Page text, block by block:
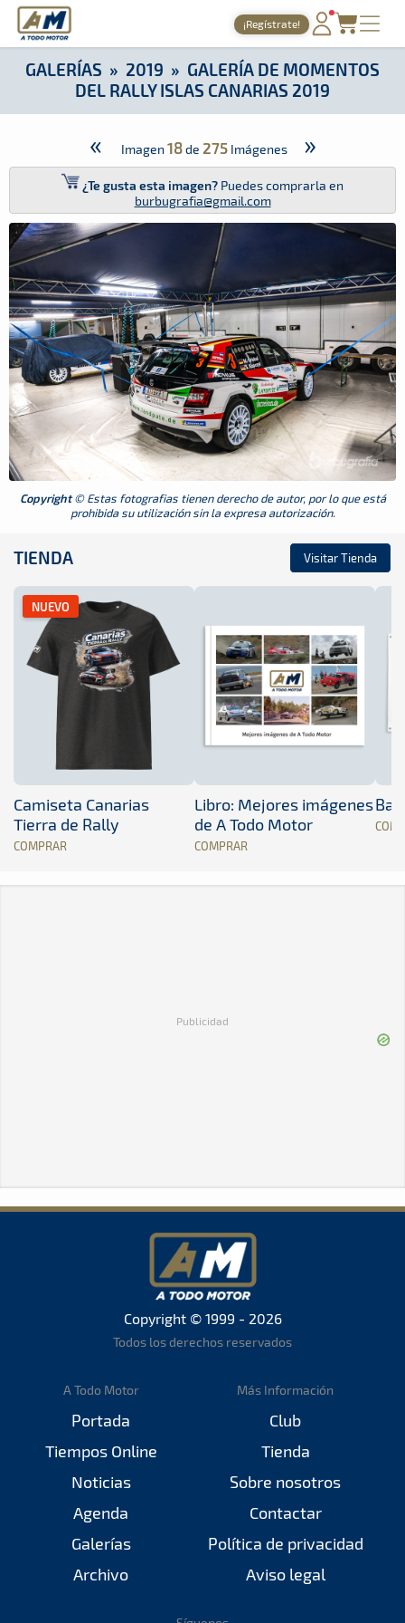
A Todo Motor · Revista del motor desde 1999
¡Regístrate!
PORTADA
TIEMPOS ONLINE
AGENDA
TIENDA
ARCHIVO
A Todo Motor Galería de Momentos del
GALERÍAS » 2019 » GALERÍA DE MOMENTOS
DEL RALLY ISLAS CANARIAS 2019
« Imagen 18de 275Imágenes »
¿Te gusta esta imagen? Puedes comprarla en
burbugrafia@gmail.com
Copyright© Estas fotografias tienen derecho de autor, por lo que está
prohibida su utilización sin la expresa autorización.
TIENDA Visitar Tienda
NUEVO
Camiseta Canarias
Tierra de Rally
COMPRAR
Libro: Mejores imágenes
de A Todo Motor
COMPRAR
Publicidad
Copyright © 1999 - 2026
Todos los derechos reservados
A Todo Motor
Portada
Tiempos Online
Noticias
Agenda
Galerías
Archivo
Más Información
Club
Tienda
Sobre nosotros
Contactar
Política de privacidad
Aviso legal